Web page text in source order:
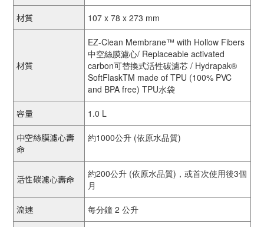
材質 107 x 78 x 273 mm
材質
EZ-Clean Membrane™ with Hollow Fibers
中空絲膜濾心/ Replaceable activated
carbon可替換式活性碳濾芯 / Hydrapak®
SoftFlaskTM made of TPU (100% PVC
and BPA free) TPU水袋
容量 1.0 L
中空絲膜濾心壽
命
約1000公升 (依原水品質)
活性碳濾心壽命
約200公升 (依原水品質)，或首次使用後3個
月
流速 每分鐘 2 公升